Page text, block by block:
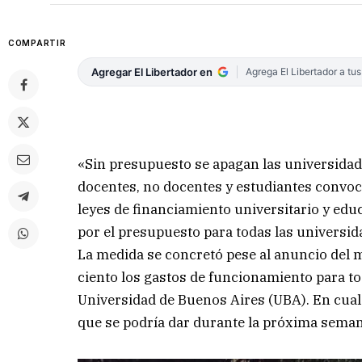
COMPARTIR
Agregar El Libertador en Agrega El Libertador a
«Sin presupuesto se apagan las
docentes, no docentes y estudiantes
leyes de financiamiento universitario y
por el presupuesto para todas las
La medida se concretó pese al anuncio del
ciento los gastos de funcionamiento para
Universidad de Buenos Aires (UBA). En
que se podría dar durante la próxima